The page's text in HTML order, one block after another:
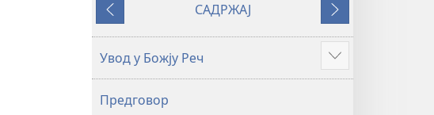
публикација
садржаја
Претходно
САДРЖАЈ
Следеће
Увод у Божју Реч Више
Предговор